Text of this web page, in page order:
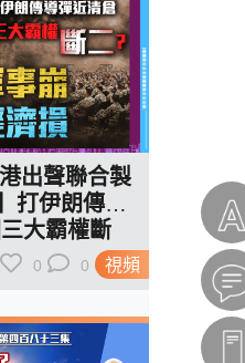
視頻
出聲聯合製
打伊朗傳導
大霸權斷
損
0 0